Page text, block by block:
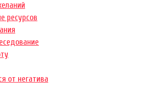
ресурсов
от негатива